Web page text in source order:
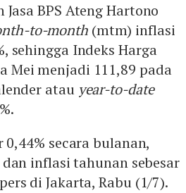
BPS Ateng Hartono
to-month(mtm) inflasi
sehingga Indeks Harga
Mei menjadi 111,89 pada
atau year-to-date
secara bulanan,
inflasi tahunan sebesar
di Jakarta, Rabu (1/7).